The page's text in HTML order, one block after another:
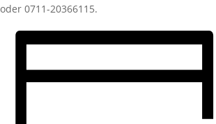
oder 0711-20366115.